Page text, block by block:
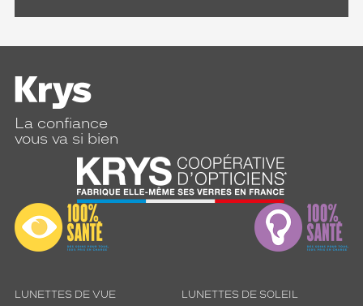
La confiance
vous va si bien
LUNETTES DE VUE LUNETTES DE SOLEIL